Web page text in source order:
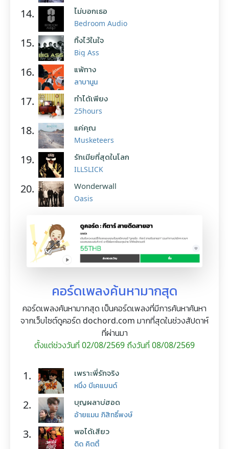
14. ไม่บอกเธอ
Bedroom Audio
15. ทิ้งไว้ในใจ
Big Ass
16. แพ้ทาง
ลาบานูน
17. ทำได้เพียง
25hours
18. แค่คุณ
Musketeers
19. รักเมียที่สุดในโลก
ILLSLICK
20. Wonderwall
Oasis
คอร์ดเพลงค้นหามากสุด
คอร์ดเพลงค้นหามากสุด เป็นคอร์ดเพลงที่มีการค้นหาค้นหา
จากเว็บไซต์ดูคอร์ด dochord.com มากที่สุดในช่วงสัปดาห์
ที่ผ่านมา
ตั้งแต่ช่วงวันที่ 02/08/2569 ถึงวันที่ 08/08/2569
1. เพราะพี่รักจริง
หนึ่ง บีเคแบนด์
2. บุญผลาบ่ฮอด
อ้ายแมน ภิสิทธิ์พงษ์
3. พอได้เสียว
ดิด คิตตี้